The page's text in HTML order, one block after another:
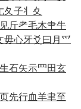
夂子丬 夊
见斤耂毛木肀牛
毋心牙爻曰月爫
生石矢示罒田玄
页先行血羊聿至